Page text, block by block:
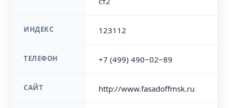
ИНДЕКС 123112
ТЕЛЕФОН +7 (499) 490‒02‒89
САЙТ http://www.fasadoffmsk.ru